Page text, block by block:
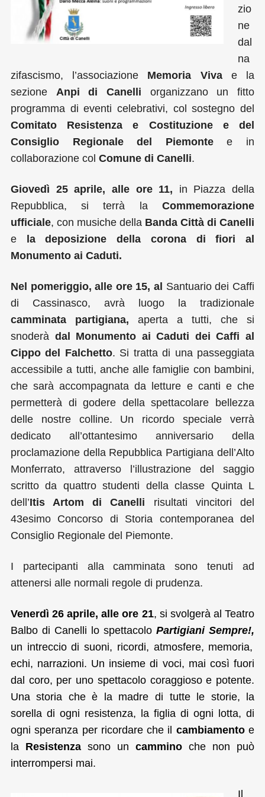
zio
ne
dal
na
zifascismo, l’associazione Memoria Vivae la
sezione Anpi di Canelli organizzano un fitto
programma di eventi celebrativi, col sostegno del
Comitato Resistenza e Costituzione e del
Consiglio Regionale del Piemontee in
collaborazione col Comune di Canelli.
Giovedì 25 aprile, alle ore 11, in Piazza della
Repubblica, si terrà laCommemorazione
ufficiale, con musiche della Banda Città di Canelli
ela deposizione della corona di fiori al
Monumento ai Caduti.
Nel pomeriggio, alle ore 15, al Santuario dei Caffi
di Cassinasco, avrà luogo la tradizionale
camminata partigiana, aperta a tutti, che si
snoderà dal Monumento ai Caduti dei Caffi al
Cippo del Falchetto. Si tratta di una passeggiata
accessibile a tutti, anche alle famiglie con bambini,
che sarà accompagnata da letture e canti e che
permetterà di godere della spettacolare bellezza
delle nostre colline. Un ricordo speciale verrà
dedicato all’ottantesimo anniversario della
proclamazione della Repubblica Partigiana dell’Alto
Monferrato, attraverso l’illustrazione del saggio
scritto da quattro studenti della classe Quinta L
dell’Itis Artom di Canelli risultati vincitori del
43esimo Concorso di Storia contemporanea del
Consiglio Regionale del Piemonte.
I partecipanti alla camminata sono tenuti ad
attenersi alle normali regole di prudenza.
Venerdì 26 aprile, alle ore 21, si svolgerà al Teatro
Balbo di Canelli lo spettacoloPartigiani Sempre!,
un intreccio di suoni, ricordi, atmosfere, memoria,
echi, narrazioni. Un insieme di voci, mai così fuori
dal coro, per uno spettacolo coraggioso e potente.
Una storia che è la madre di tutte le storie, la
sorella di ogni resistenza, la figlia di ogni lotta, di
ogni speranza per ricordare che il cambiamentoe
la Resistenzasono uncammino che non può
interrompersi mai.
Il